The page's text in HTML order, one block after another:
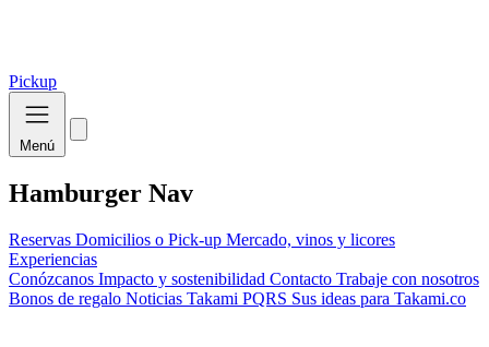
Pickup
Menú
Hamburger Nav
Reservas Domicilios o Pick-up Mercado, vinos y licores
Experiencias
Conózcanos Impacto y sostenibilidad Contacto Trabaje con nosotros
Bonos de regalo Noticias Takami PQRS Sus ideas para Takami.co